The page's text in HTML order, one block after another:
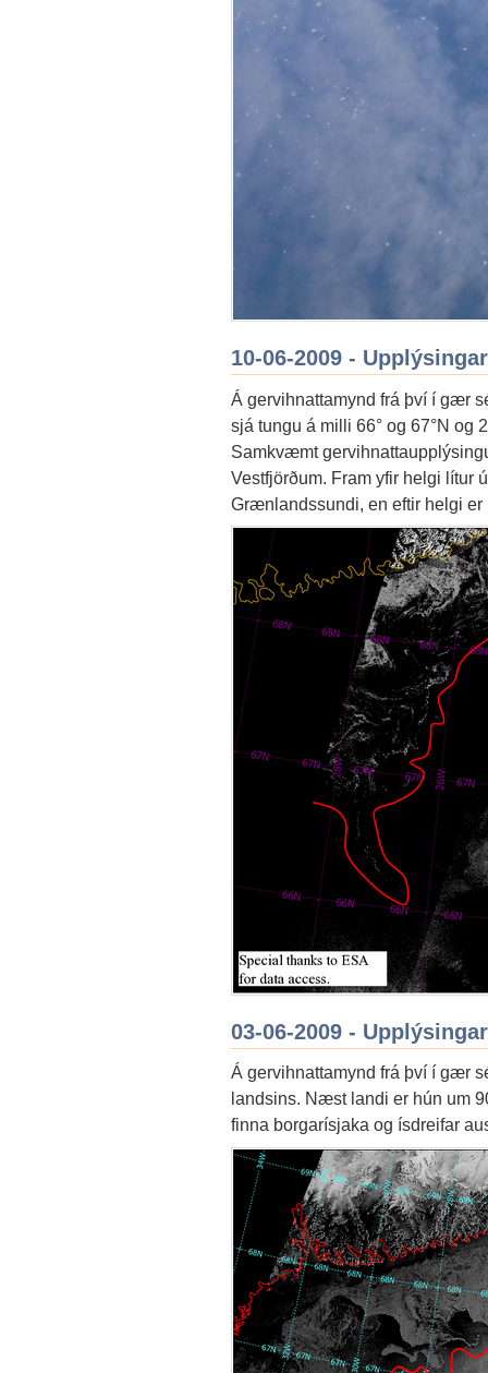
10-06-2009 -
Á gervihnattamynd frá því í gær
sjá tungu á milli 66° og 67°N og
Samkvæmt
Vestfjörðum. Fram yfir helgi lítur
Grænlandssundi, en eftir helgi er
03-06-2009 -
Á gervihnattamynd frá því í gær
landsins. Næst landi er hún um
finna borgarísjaka og ísdreifar